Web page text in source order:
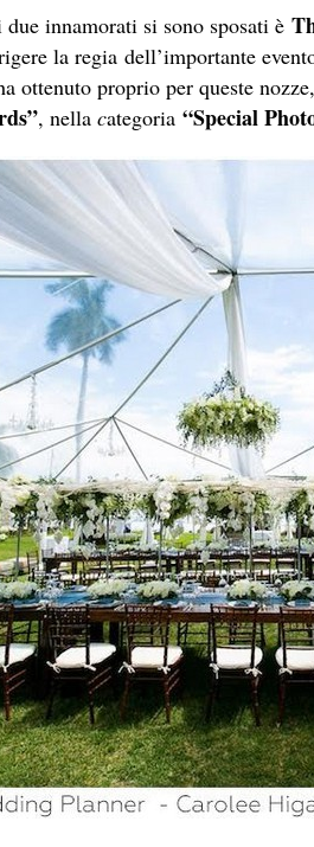
innamorati si sono sposati è
la regia dell’importante
ottenuto proprio per queste
, nella categoria “Special